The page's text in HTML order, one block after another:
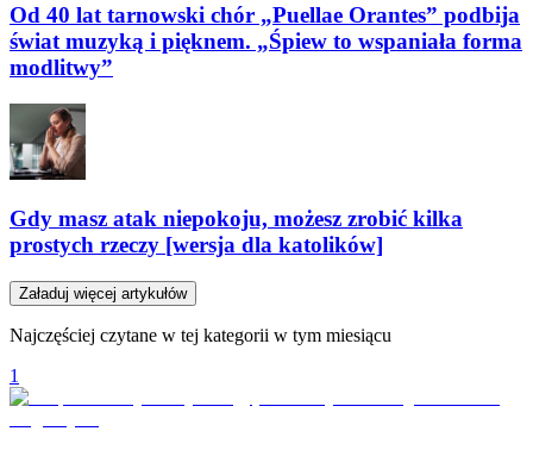
Od 40 lat tarnowski chór „Puellae Orantes” podbija
świat muzyką i pięknem. „Śpiew to wspaniała forma
modlitwy”
Gdy masz atak niepokoju, możesz zrobić kilka
prostych rzeczy [wersja dla katolików]
Załaduj więcej artykułów
Najczęściej czytane w tej kategorii w tym miesiącu
1